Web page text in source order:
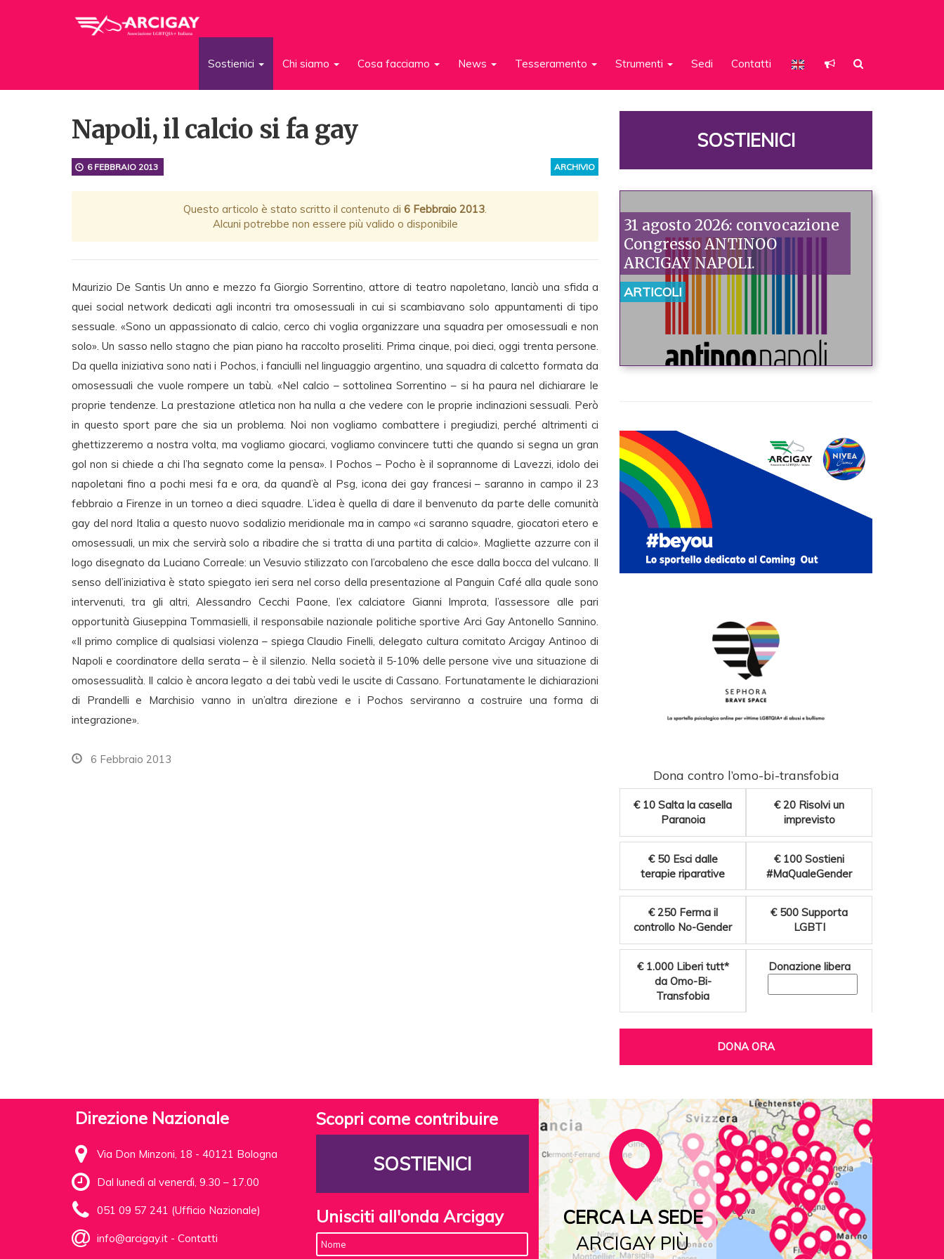
Sostienici Chi siamo Cosa facciamo News Tesseramento Strumenti Sedi Contatti
Napoli, il calcio si fa gay
ARCHIVIO
6 FEBBRAIO 2013
Questo articolo è stato scritto il contenuto di 6 Febbraio 2013.
Alcuni potrebbe non essere più valido o disponibile
Maurizio De Santis Un anno e mezzo fa Giorgio Sorrentino, attore di teatro napoletano, lanciò una sfida a
quei social network dedicati agli incontri tra omosessuali in cui si scambiavano solo appuntamenti di tipo
sessuale. «Sono un appassionato di calcio, cerco chi voglia organizzare una squadra per omosessuali e non
solo». Un sasso nello stagno che pian piano ha raccolto proseliti. Prima cinque, poi dieci, oggi trenta persone.
Da quella iniziativa sono nati i Pochos, i fanciulli nel linguaggio argentino, una squadra di calcetto formata da
omosessuali che vuole rompere un tabù. «Nel calcio – sottolinea Sorrentino – si ha paura nel dichiarare le
proprie tendenze. La prestazione atletica non ha nulla a che vedere con le proprie inclinazioni sessuali. Però
in questo sport pare che sia un problema. Noi non vogliamo combattere i pregiudizi, perché altrimenti ci
ghettizzeremo a nostra volta, ma vogliamo giocarci, vogliamo convincere tutti che quando si segna un gran
gol non si chiede a chi l’ha segnato come la pensa». I Pochos – Pocho è il soprannome di Lavezzi, idolo dei
napoletani fino a pochi mesi fa e ora, da quand’è al Psg, icona dei gay francesi – saranno in campo il 23
febbraio a Firenze in un torneo a dieci squadre. L’idea è quella di dare il benvenuto da parte delle comunità
gay del nord Italia a questo nuovo sodalizio meridionale ma in campo «ci saranno squadre, giocatori etero e
omosessuali, un mix che servirà solo a ribadire che si tratta di una partita di calcio». Magliette azzurre con il
logo disegnato da Luciano Correale: un Vesuvio stilizzato con l’arcobaleno che esce dalla bocca del vulcano. Il
senso dell’iniziativa è stato spiegato ieri sera nel corso della presentazione al Panguin Café alla quale sono
intervenuti, tra gli altri, Alessandro Cecchi Paone, l’ex calciatore Gianni Improta, l’assessore alle pari
opportunità Giuseppina Tommasielli, il responsabile nazionale politiche sportive Arci Gay Antonello Sannino.
«Il primo complice di qualsiasi violenza – spiega Claudio Finelli, delegato cultura comitato Arcigay Antinoo di
Napoli e coordinatore della serata – è il silenzio. Nella società il 5-10% delle persone vive una situazione di
omosessualità. Il calcio è ancora legato a dei tabù vedi le uscite di Cassano. Fortunatamente le dichiarazioni
di Prandelli e Marchisio vanno in un’altra direzione e i Pochos serviranno a costruire una forma di
integrazione».
6 Febbraio 2013
SOSTIENICI
31 agosto 2026: convocazione
Congresso ANTINOO
ARCIGAY NAPOLI.
ARTICOLI
Dona contro l’omo-bi-transfobia
€ 10 Salta la casella
Paranoia
€ 20 Risolvi un
imprevisto
€ 50 Esci dalle
terapie riparative
€ 100 Sostieni
#MaQualeGender
€ 250 Ferma il
controllo No-Gender
€ 500 Supporta
LGBTI
€ 1.000 Liberi tutt*
da Omo-Bi-
Transfobia
Donazione libera
DONA ORA
Direzione Nazionale
Via Don Minzoni, 18 - 40121 Bologna
Dal lunedì al venerdì, 9.30 – 17.00
051 09 57 241 (Ufficio Nazionale)
info@arcigay.it - Contatti
Scopri come contribuire
SOSTIENICI
Unisciti all'onda Arcigay
CERCA LA SEDE
ARCIGAY PIÙ